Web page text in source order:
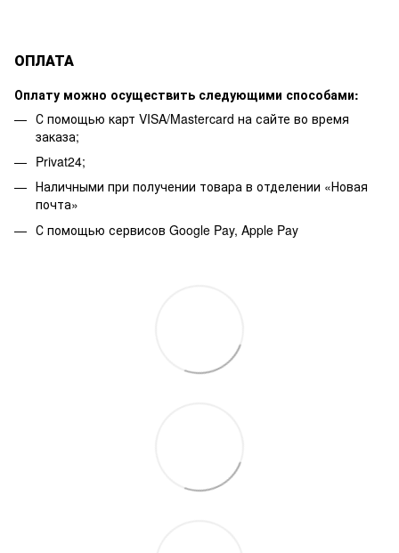
ОПЛАТА
Оплату можно осуществить следующими способами:
С помощью карт VISA/Mastercard на сайте во время
заказа;
Privat24;
Наличными при получении товара в отделении «Новая
почта»
С помощью сервисов Google Pay, Apple Pay